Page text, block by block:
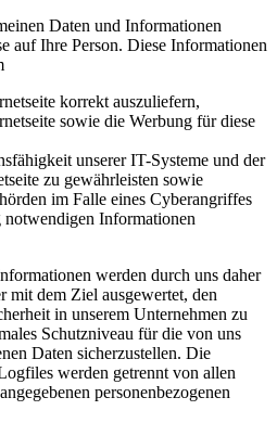
Daten und Informationen
auf Ihre Person. Diese Informationen
korrekt auszuliefern,
sowie die Werbung für diese
unserer IT-Systeme und der
zu gewährleisten sowie
im Falle eines Cyberangriffes
Informationen
werden durch uns daher
mit dem Ziel ausgewertet, den
in unserem Unternehmen zu
Schutzniveau für die von uns
Daten sicherzustellen. Die
werden getrennt von allen
personenbezogenen